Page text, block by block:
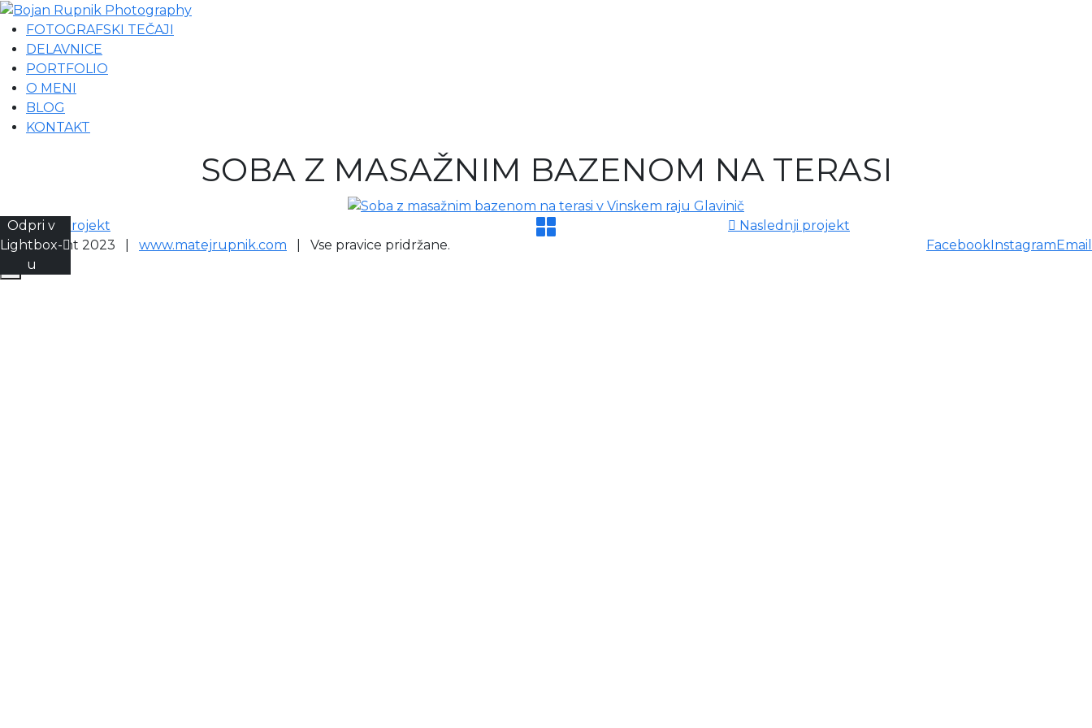
FOTOGRAFSKI TEČAJI
DELAVNICE
PORTFOLIO
O MENI
BLOG
KONTAKT
SOBA Z MASAŽNIM BAZENOM NA TERASI
Odpri v
Lightbox-
u
Prejšnji projekt
Naslednji projekt
© Copyright 2023 | www.matejrupnik.com | Vse pravice pridržane. FacebookInstagramEmail